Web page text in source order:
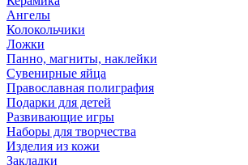
Ангелы
Колокольчики
Ложки
Панно, магниты, наклейки
Сувенирные яйца
Православная полиграфия
Подарки для детей
Развивающие игры
Наборы для творчества
Изделия из кожи
Закладки